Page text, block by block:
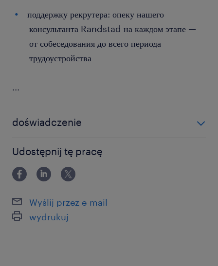
поддержку рекрутера: опеку нашего
консультанта Randstad на каждом этапе —
от собеседования до всего периода
трудоустройства
...
doświadczenie
Udostępnij tę pracę
Wyślij przez e-mail
wydrukuj